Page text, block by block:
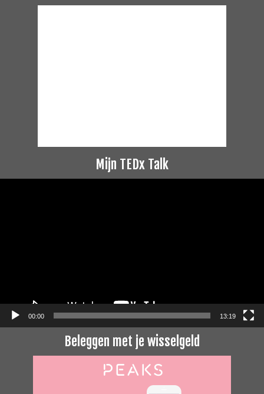
Mijn TEDx Talk
00:00 13:19
Beleggen met je wisselgeld